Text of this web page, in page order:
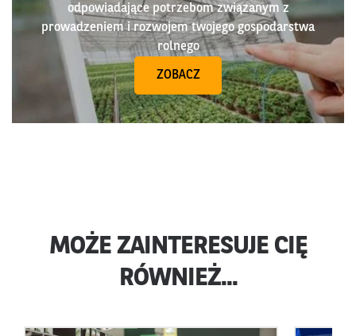
odpowiadające potrzebom związanym z
prowadzeniem i rozwojem twojego gospodarstwa
rolnego
ZOBACZ
MOŻE ZAINTERESUJE CIĘ
RÓWNIEŻ...